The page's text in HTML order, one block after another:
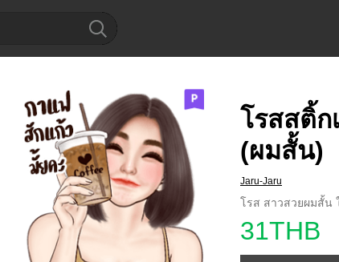
โรสสติ้ก
(ผมสั้น)
Jaru-Jaru
โรส สาวสวยผมสั้น
31THB